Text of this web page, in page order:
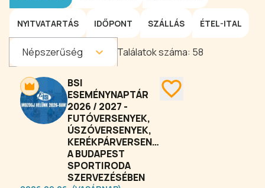
NYITVATARTÁS IDŐPONT SZÁLLÁS ÉTEL-ITAL
Népszerűség Találatok száma: 58
BSI
ESEMÉNYNAPTÁR
2026 / 2027 -
FUTÓVERSENYEK,
ÚSZÓVERSENYEK,
KERÉKPÁRVERSENYEK
A BUDAPEST
SPORTIRODA
SZERVEZÉSÉBEN